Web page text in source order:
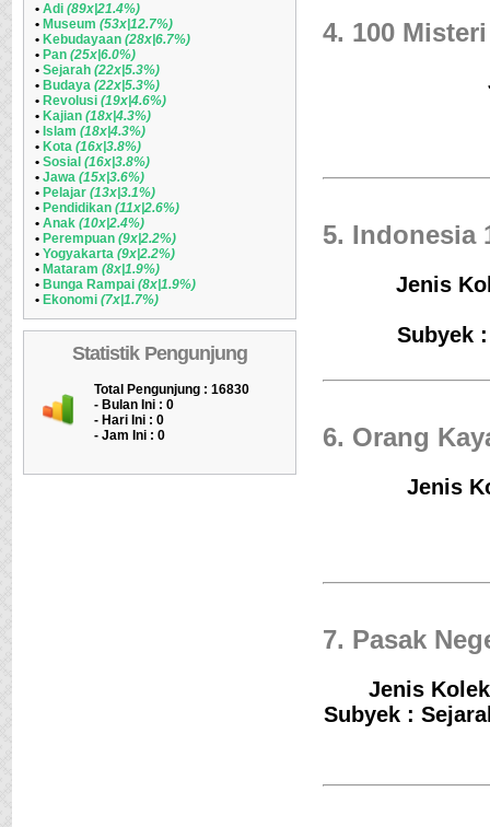
• Adi (89x|21.4%)
• Museum (53x|12.7%)
• Kebudayaan (28x|6.7%)
• Pan (25x|6.0%)
• Sejarah (22x|5.3%)
• Budaya (22x|5.3%)
• Revolusi (19x|4.6%)
• Kajian (18x|4.3%)
• Islam (18x|4.3%)
• Kota (16x|3.8%)
• Sosial (16x|3.8%)
• Jawa (15x|3.6%)
• Pelajar (13x|3.1%)
• Pendidikan (11x|2.6%)
• Anak (10x|2.4%)
• Perempuan (9x|2.2%)
• Yogyakarta (9x|2.2%)
• Mataram (8x|1.9%)
• Bunga Rampai (8x|1.9%)
• Ekonomi (7x|1.7%)
Statistik Pengunjung
Total Pengunjung : 16830
- Bulan Ini : 0
- Hari Ini : 0
- Jam Ini : 0
4. 100
5. Indonesia
Jenis
Subyek
6. Orang
Jenis
7. Pasak
Jenis
Subyek :